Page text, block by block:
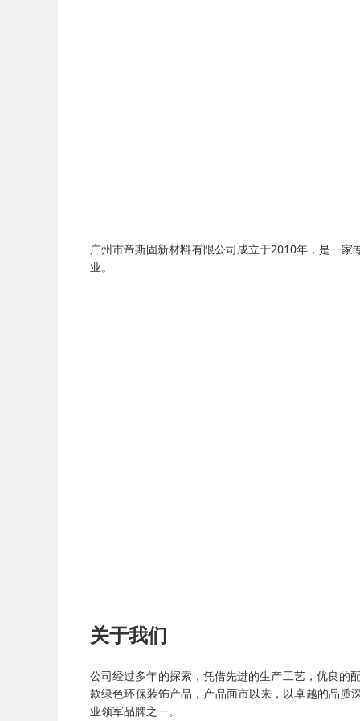
广州市帝斯固新材料有限公司成立于2010年，是一
业。
关于我们
公司经过多年的探索，凭借先进的生产工艺，优良的
款绿色环保装饰产品，产品面市以来，以卓越的品
业领军品牌之一。